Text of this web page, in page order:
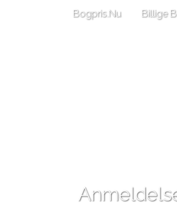
Bogpris.Nu Billige